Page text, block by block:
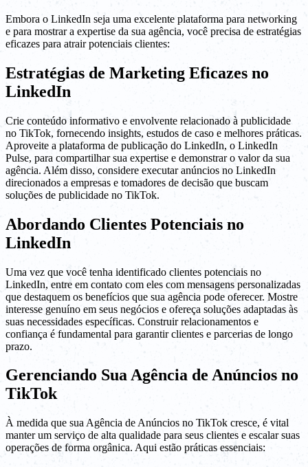
Embora o LinkedIn seja uma excelente plataforma para networking
e para mostrar a expertise da sua agência, você precisa de estratégias
eficazes para atrair potenciais clientes:
Estratégias de Marketing Eficazes no
LinkedIn
Crie conteúdo informativo e envolvente relacionado à publicidade
no TikTok, fornecendo insights, estudos de caso e melhores práticas.
Aproveite a plataforma de publicação do LinkedIn, o LinkedIn
Pulse, para compartilhar sua expertise e demonstrar o valor da sua
agência. Além disso, considere executar anúncios no LinkedIn
direcionados a empresas e tomadores de decisão que buscam
soluções de publicidade no TikTok.
Abordando Clientes Potenciais no
LinkedIn
Uma vez que você tenha identificado clientes potenciais no
LinkedIn, entre em contato com eles com mensagens personalizadas
que destaquem os benefícios que sua agência pode oferecer. Mostre
interesse genuíno em seus negócios e ofereça soluções adaptadas às
suas necessidades específicas. Construir relacionamentos e
confiança é fundamental para garantir clientes e parcerias de longo
prazo.
Gerenciando Sua Agência de Anúncios no
TikTok
À medida que sua Agência de Anúncios no TikTok cresce, é vital
manter um serviço de alta qualidade para seus clientes e escalar suas
operações de forma orgânica. Aqui estão práticas essenciais: